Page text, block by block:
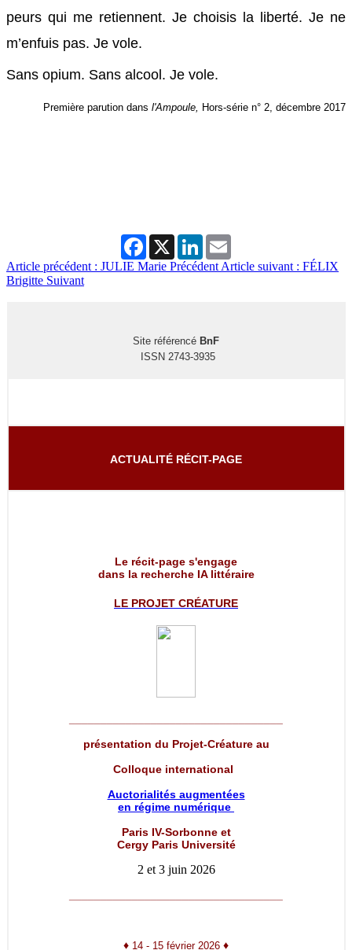
peurs qui me retiennent. Je choisis la liberté. Je ne
m’enfuis pas. Je vole.
Sans opium. Sans alcool. Je vole.
Première parution dans l'Ampoule, Hors-série n° 2, décembre 2017
Facebook
X LinkedIn
Article précédent : JULIE Marie Précédent Article suivant : FÉLIX
Brigitte Suivant
Site référencé BnF
ISSN 2743-3935
ACTUALITÉ RÉCIT-PAGE
Le récit-page s'engage
dans la recherche IA littéraire
LE PROJET CRÉATURE
présentation du Projet-Créature au
Colloque international
Auctorialités augmentées
en régime numérique
Paris IV-Sorbonne et
Cergy Paris Université
2 et 3 juin 2026
♦ 14 - 15 février 2026 ♦